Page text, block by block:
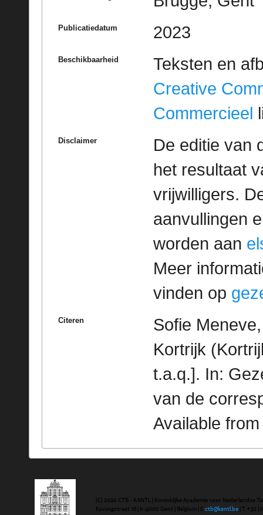
Publicatiedatum 2023
Beschikbaarheid
Teksten en
Creative
Commercieel
Disclaimer
De editie van
het resultaat
vrijwilligers.
aanvullingen
worden aan
Meer
vinden op
Citeren
Sofie
Kortrijk
t.a.q.]. In:
van de
Available
(C) 2020 CTB - KANTL | Koninklijke Academie voor Nederlandse
Koningstraat 18 | b-9000 Gent | Belgium | E ctb@kantl.be | T +32